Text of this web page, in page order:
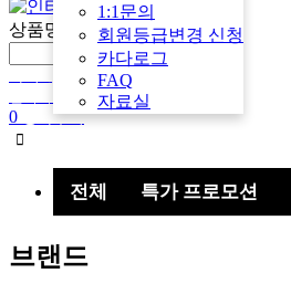
1:1문의
회원등급변경 신청
카다로그
FAQ
자료실
상품명 입력 필수
마이페이지
견적서 작성
0
장바구니
검
전체 특가 프로모션
브랜드